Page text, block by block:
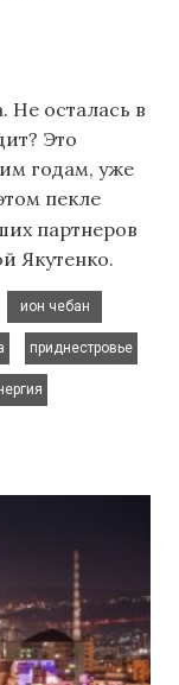
Не осталась в
Это
годам, уже
пекле
партнеров
Якутенко.
ион чебан
приднестровье